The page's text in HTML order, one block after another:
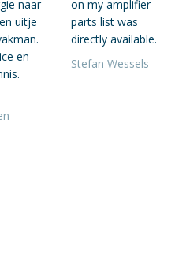
naar
uitje
en
on my amplifier
parts list was
directly available.
Stefan Wessels